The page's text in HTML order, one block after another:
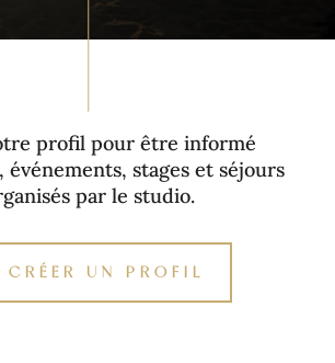
profil pour être informé
événements, stages et séjours
par le studio.
CRÉER UN PROFIL